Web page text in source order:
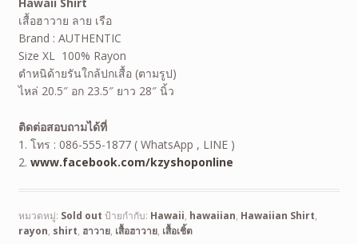
เสื้อฮาวาย ลาย เรือ
Brand : AUTHENTIC
Size XL 100% Rayon
ตำหนิด้ายรันใกล้ปกเสื้อ (ตามรูป)
ไหล่ 20.5″ อก 23.5″ ยาว 28″ นิ้ว
ติดต่อสอบถามได้ที่
1. โทร : 086-555-1877 ( WhatsApp , LINE )
2. www.facebook.com/kzyshoponline
หมวดหมู่: Sold out ป้ายกำกับ: Hawaii, hawaiian, Hawaiian Shirt,
rayon, shirt, ฮาวาย, เสื้อฮาวาย, เสื้อเชิ้ต